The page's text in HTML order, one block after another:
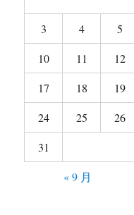
3 4 5
10 11 12
17 18 19
24 25 26
31
« 9 月